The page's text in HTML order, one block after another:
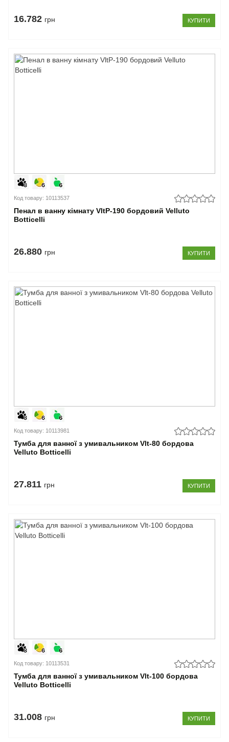
16.782 грн КУПИТИ
Код товару: 10113537
Пенал в ванну кімнату VltP-190 бордовий Velluto
Botticelli
26.880 грн КУПИТИ
Код товару: 10113981
Тумба для ванної з умивальником Vlt-80 бордова
Velluto Botticelli
27.811 грн КУПИТИ
Код товару: 10113531
Тумба для ванної з умивальником Vlt-100 бордова
Velluto Botticelli
31.008 грн КУПИТИ